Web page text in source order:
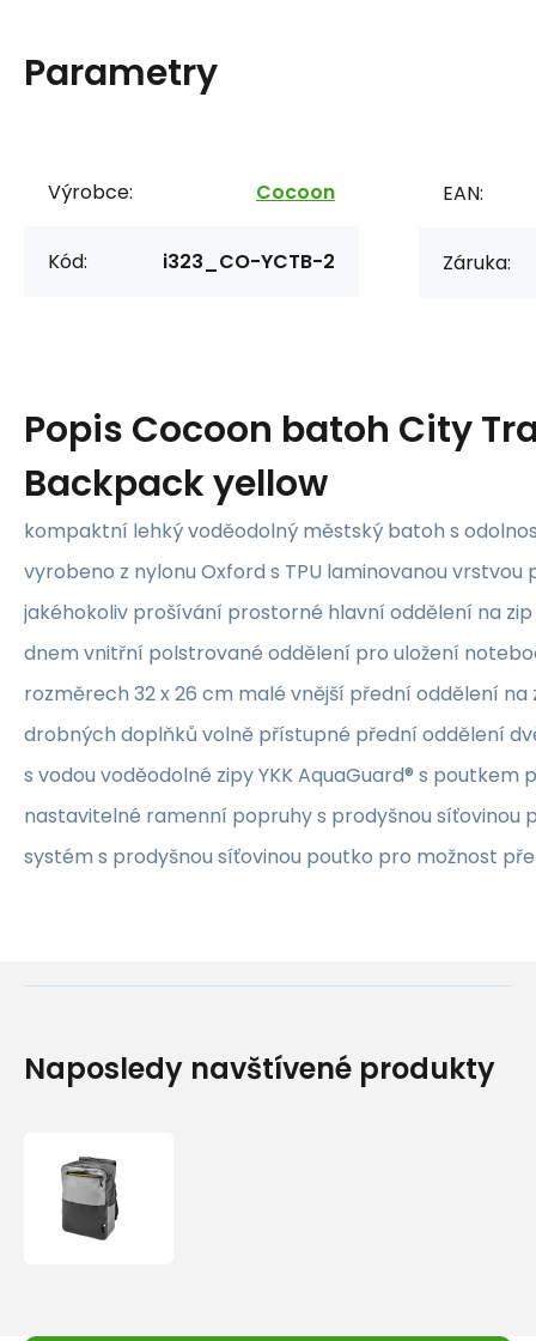
Parametry
Výrobce: Cocoon
Kód: i323_CO-YCTB-2
EAN:
Záruka:
Popis Cocoon batoh City
Backpack yellow
kompaktní lehký voděodolný městský batoh s
vyrobeno z nylonu Oxford s TPU laminovanou vrstvou
jakéhokoliv prošívání prostorné hlavní oddělení na
dnem vnitřní polstrované oddělení pro uložení
rozměrech 32 x 26 cm malé vnější přední oddělení na
drobných doplňků volně přístupné přední oddělení
s vodou voděodolné zipy YKK AquaGuard® s poutkem
nastavitelné ramenní popruhy s prodyšnou síťovinou
systém s prodyšnou síťovinou poutko pro možnost
Naposledy navštívené produkty